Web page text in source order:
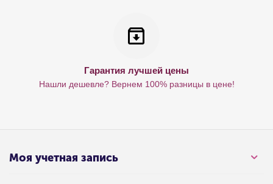
Гарантия лучшей цены
Нашли дешевле? Вернем 100% разницы в цене!
Моя учетная запись